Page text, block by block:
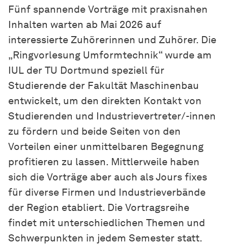
Fünf spannende Vorträge mit praxisnahen
Inhalten warten ab Mai 2026 auf
interessierte Zuhörerinnen und Zuhörer. Die
„Ringvorlesung Umformtechnik“ wurde am
IUL der TU Dortmund speziell für
Studierende der Fakultät Maschinenbau
entwickelt, um den direkten Kontakt von
Studierenden und Industrievertreter/-innen
zu fördern und beide Seiten von den
Vorteilen einer unmittelbaren Begegnung
profitieren zu lassen. Mittlerweile haben
sich die Vorträge aber auch als Jours fixes
für diverse Firmen und Industrieverbände
der Region etabliert. Die Vortragsreihe
findet mit unterschiedlichen Themen und
Schwerpunkten in jedem Semester statt.